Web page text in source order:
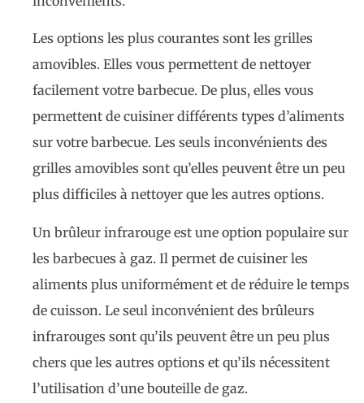
Les options les plus courantes sont les grilles
amovibles. Elles vous permettent de nettoyer
facilement votre barbecue. De plus, elles vous
permettent de cuisiner différents types d’aliments
sur votre barbecue. Les seuls inconvénients des
grilles amovibles sont qu’elles peuvent être un peu
plus difficiles à nettoyer que les autres options.
Un brûleur infrarouge est une option populaire sur
les barbecues à gaz. Il permet de cuisiner les
aliments plus uniformément et de réduire le temps
de cuisson. Le seul inconvénient des brûleurs
infrarouges sont qu’ils peuvent être un peu plus
chers que les autres options et qu’ils nécessitent
l’utilisation d’une bouteille de gaz.